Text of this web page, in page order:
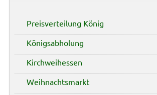
Preisverteilung König
Königsabholung
Kirchweihessen
Weihnachtsmarkt